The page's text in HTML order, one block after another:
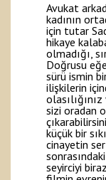
Avukat
kadının
için tutar
hikaye
olmadığı,
Doğrusu
sürü ismin
ilişkilerin
sizi oradan
küçük bir
cinayetin
seyirciyi